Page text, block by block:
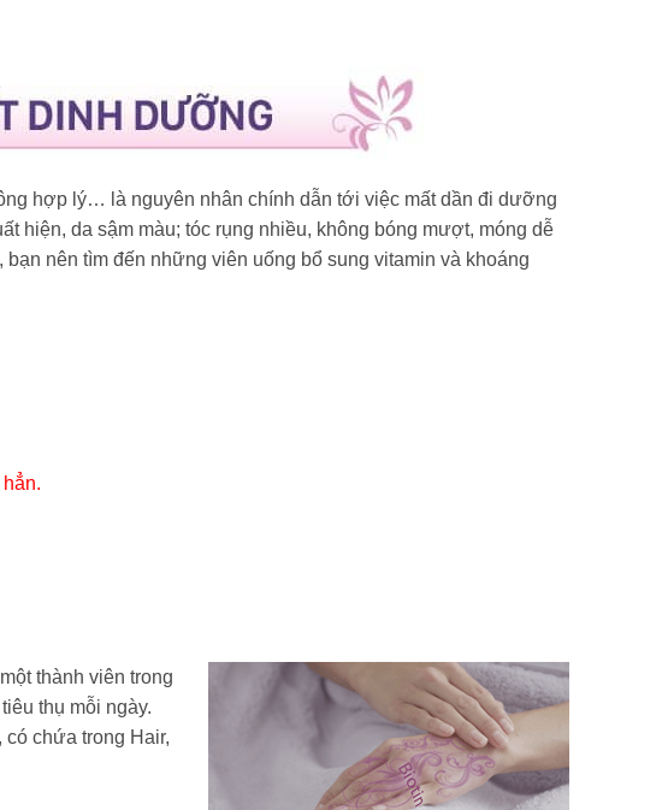
hợp lý… là nguyên nhân chính dẫn tới việc mất dần đi dưỡng
hiện, da sậm màu; tóc rụng nhiều, không bóng mượt, móng dễ
nên tìm đến những viên uống bổ sung vitamin và khoáng
thành viên trong
thụ mỗi ngày.
có chứa trong Hair,